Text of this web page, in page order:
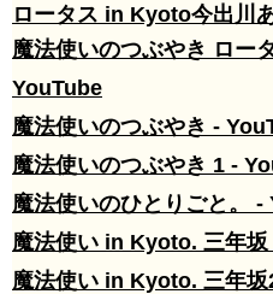
ロータス in Kyoto​​​今出川
魔法使いのつぶやき ロー
YouTube
魔法使いのつぶやき -
魔法使いのつぶやき 1 -
魔法使いのひとりごと。 -
魔法使い in Kyoto. 三年
魔法使い in Kyoto. 三年坂